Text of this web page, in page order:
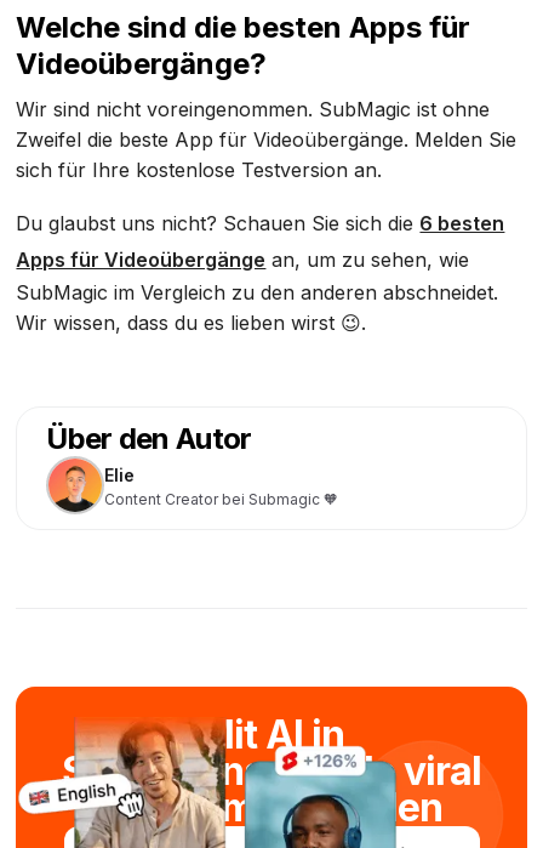
Welche sind die besten Apps für
Videoübergänge?
Wir sind nicht voreingenommen. SubMagic ist ohne
Zweifel die beste App für Videoübergänge. Melden Sie
sich für Ihre kostenlose Testversion an.
Du glaubst uns nicht? Schauen Sie sich die 6 besten
Apps für Videoübergänge an, um zu sehen, wie
SubMagic im Vergleich zu den anderen abschneidet.
Wir wissen, dass du es lieben wirst 😉.
Über den Autor
Elie
Content Creator bei Submagic 🧡
Mit AI in
Sekundenschnelle viral
Kurzfilme erstellen